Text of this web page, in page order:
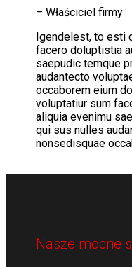
– Właściciel firmy
Igendelest, to esti
facero doluptistia
saepudic temque
audantecto
occaborem eium
voluptatiur sum
aliquia evenimu
qui sus nulles
nonsedisquae
Nasze mocne